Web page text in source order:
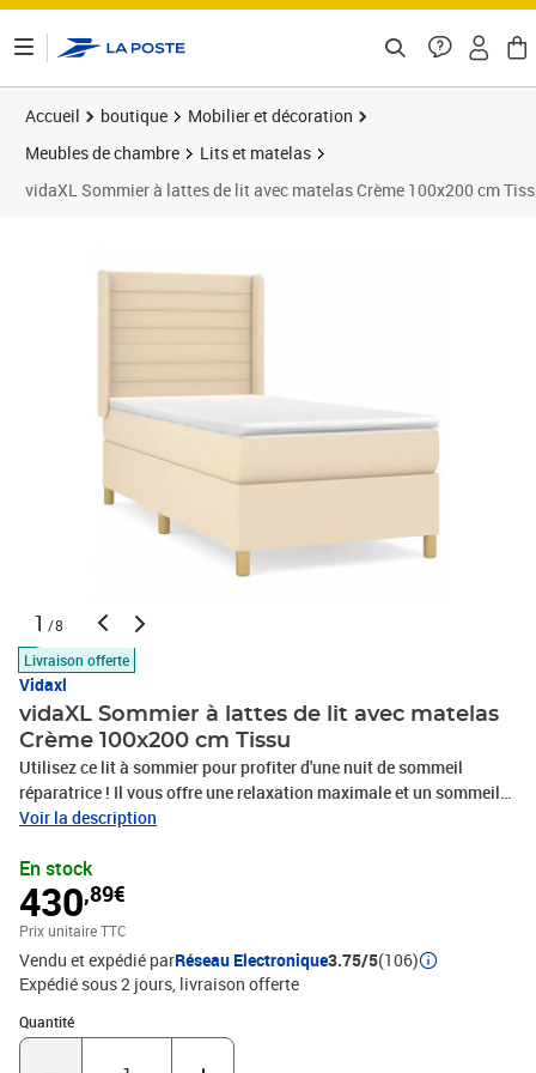
Accueil boutique
Mobilier et décoration
Meubles de chambre
Lits et matelas
vidaXL Sommier à lattes de lit avec matelas Crème 100x200 cm
1 /8
Livraison offerte
Vidaxl
vidaXL Sommier à lattes de lit avec matelas
Crème 100x200 cm Tissu
Utilisez ce lit à sommier pour profiter d'une nuit de sommeil
réparatrice ! Il vous offre une relaxation maximale et un sommeil
agréable. Tissu durable : le tissu présente un aspect simple et
est réglable en hauteur selon vos préférences. La tête de lit vous
offre un excellent soutien du dos lorsque vous êtes assis dans
votre lit pour lire ou regarder la télévision.Matelas à ressorts
ensachés : le ressort ensaché individuel intégré est connu pour sa
très haute qualité tout en assurant un haut niveau de durabilité et
d'adaptabilité. Il peut absorber efficacement le bruit et les chocs
causés par les sauts et les rotations.Support moyen-dur : ce
matelas de lit offre une stabilité accrue et juste le niveau de
Voir la description
En stock
430,89€
Prix unitaire TTC
Vendu et expédié parRéseau Electronique3.75/5(106)
Expédié sous 2 jours livraison offerte
Quantité
Quantité : 1